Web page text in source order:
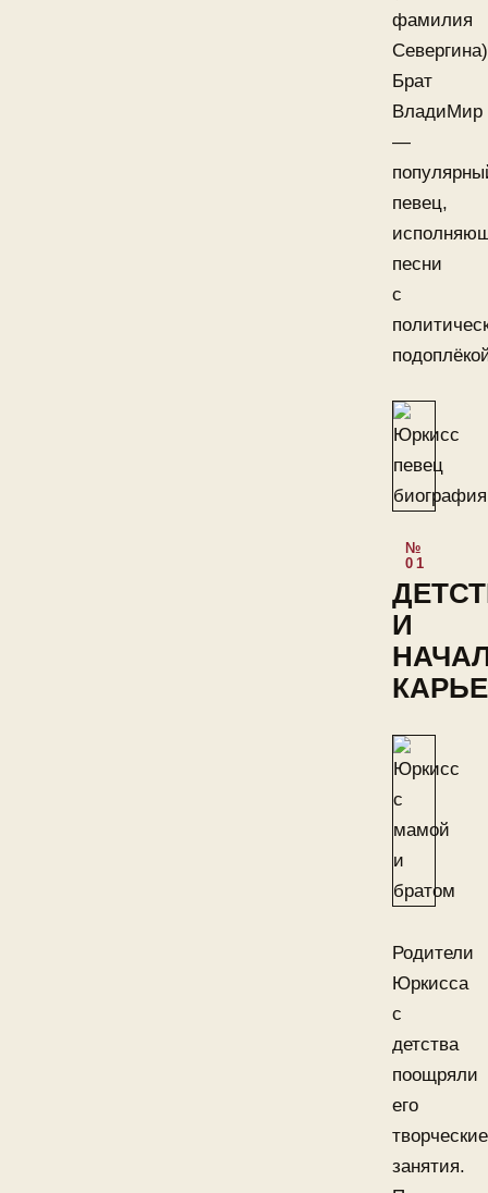
фамилия
Брат
ВладиМир
—
певец,
песни
с
И
Родители
Юркисса
с
детства
поощряли
его
творческие
занятия.